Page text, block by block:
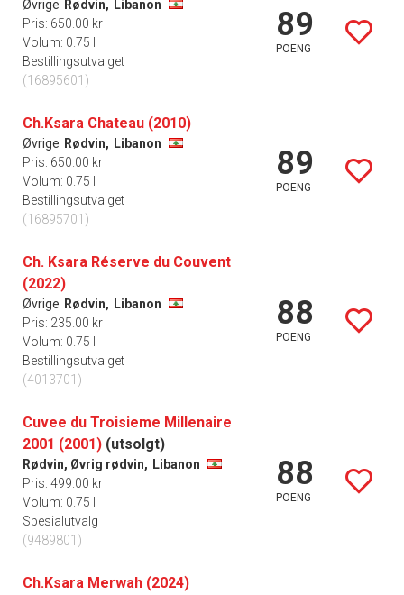
Øvrige Rødvin, Libanon
Pris: 650.00 kr
Volum: 0.75 l
Bestillingsutvalget
(16895601)
89
POENG
Ch.Ksara Chateau (2010)
Øvrige Rødvin, Libanon
Pris: 650.00 kr
Volum: 0.75 l
Bestillingsutvalget
(16895701)
89
POENG
Ch. Ksara Réserve du Couvent
(2022)
Øvrige Rødvin, Libanon
Pris: 235.00 kr
Volum: 0.75 l
Bestillingsutvalget
(4013701)
88
POENG
Cuvee du Troisieme Millenaire
2001 (2001) (utsolgt)
Rødvin, Øvrig rødvin, Libanon
Pris: 499.00 kr
Volum: 0.75 l
Spesialutvalg
(9489801)
88
POENG
Ch.Ksara Merwah (2024)